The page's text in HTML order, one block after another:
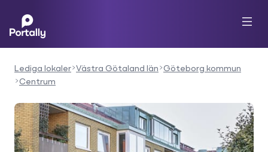
Lediga lokaler Västra Götaland län
Göteborg kommun
Centrum